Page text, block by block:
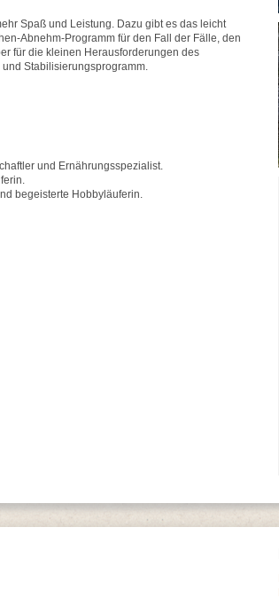
Spaß und Leistung. Dazu gibt es das leicht
Abnehm-Programm für den Fall der Fälle, den
für die kleinen Herausforderungen des
Stabilisierungsprogramm.
und Ernährungsspezialist.
begeisterte Hobbyläuferin.